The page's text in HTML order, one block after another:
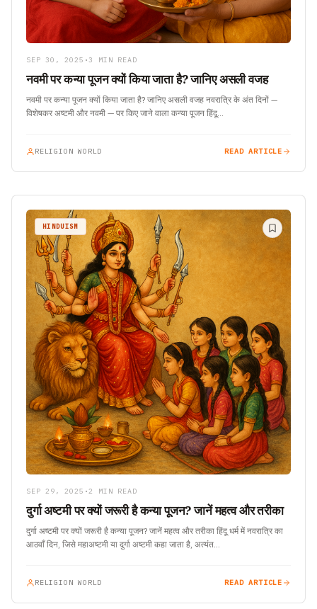
SEP 30, 2025 • 3 MIN READ
नवमी पर कन्या पूजन क्यों किया जाता है? जानिए असली वजह
नवमी पर कन्या पूजन क्यों किया जाता है? जानिए असली वजह नवरात्रि के अंत दिनों —
विशेषकर अष्टमी और नवमी — पर किए जाने वाला कन्या पूजन हिंदू…
RELIGION WORLD READ ARTICLE
HINDUISM
SEP 29, 2025 •2 MIN READ
दुर्गा अष्टमी पर क्यों जरूरी है कन्या पूजन? जानें महत्व और तरीका
दुर्गा अष्टमी पर क्यों जरूरी है कन्या पूजन? जानें महत्व और तरीका हिंदू धर्म में नवरात्रि का
आठवाँ दिन, जिसे महाअष्टमी या दुर्गा अष्टमी कहा जाता है, अत्यंत…
RELIGION WORLD READ ARTICLE